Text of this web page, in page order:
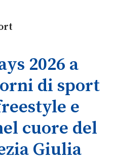
2026 a
di sport
e
cuore del
Giulia